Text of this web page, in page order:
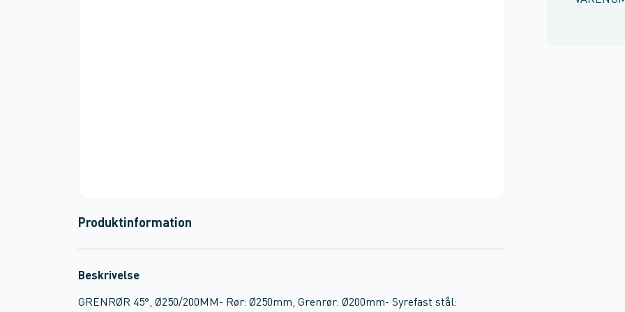
Produktinformation
Beskrivelse
GRENRØR 45°, Ø250/200MM- Rør: Ø250mm, Grenrør: Ø200mm- Syrefast stål: